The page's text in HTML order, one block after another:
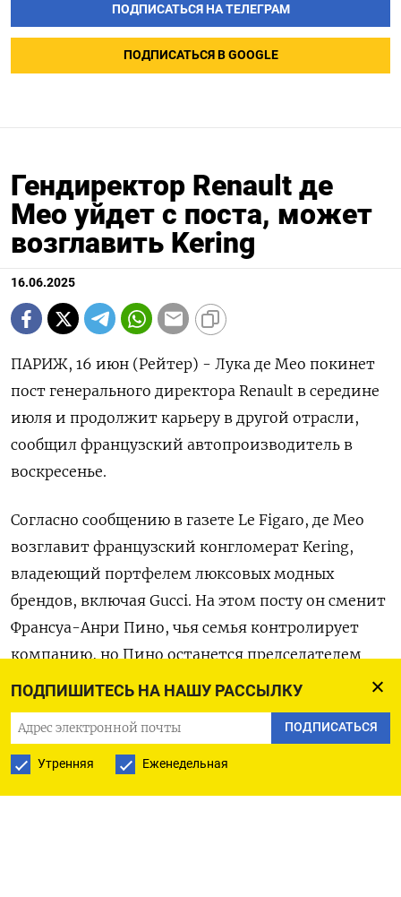
ПОДПИШИТЕСЬ НА НАШУ РАССЫЛКУ
ПОДПИСАТЬСЯ
Утренняя Еженедельная
ПОДПИСАТЬСЯ НА ТЕЛЕГРАМ
ПОДПИСАТЬСЯ В GOOGLE
Гендиректор Renault де
Мео уйдет с поста, может
возглавить Kering
16.06.2025
ПАРИЖ, 16 июн (Рейтер) - Лука де Мео покинет
пост генерального директора Renault в середине
июля и продолжит карьеру в другой отрасли,
сообщил французский автопроизводитель в
воскресенье.
Согласно сообщению в газете Le Figaro, де Мео
возглавит французский конгломерат Kering,
владеющий портфелем люксовых модных
брендов, включая Gucci. На этом посту он сменит
Франсуа-Анри Пино, чья семья контролирует
компанию, но Пино останется председателем
совета директоров Kering.
Конгломерат отказался прокомментировать
сообщение Le Figaro.